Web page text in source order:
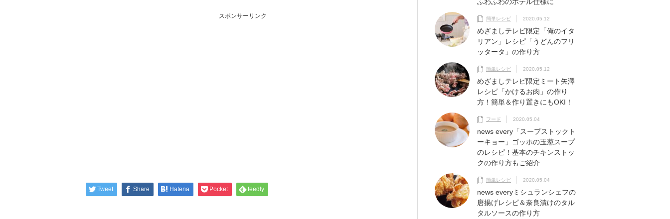
スポンサーリンク
Tweet Share Hatena Pocket feedly
簡単レシピ 2020.05.12
めざましテレビ限定「俺のイタ
リアン」レシピ「うどんのフリ
ッタータ」の作り方
簡単レシピ 2020.05.12
めざましテレビ限定ミート矢澤
レシピ「かけるお肉」の作り
方！簡単＆作り置きにもOKI！
フード 2020.05.04
news every「スープストックト
ーキョー」ゴッホの玉葱スープ
のレシピ！基本のチキンストッ
クの作り方もご紹介
簡単レシピ 2020.05.04
news everyミシュランシェフの
唐揚げレシピ＆奈良漬けのタル
タルソースの作り方